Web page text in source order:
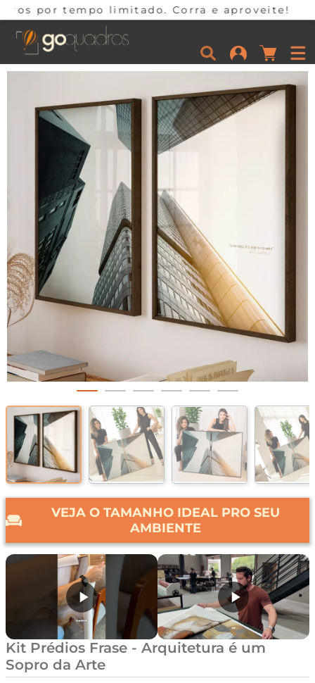
limitado. Corra e aproveite!
VEJA O TAMANHO IDEAL PRO SEU
AMBIENTE
Kit Prédios Frase - Arquitetura é um
Sopro da Arte